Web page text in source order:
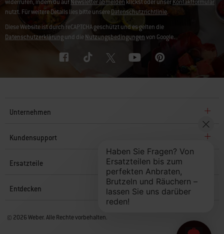
widerrufen, indem du aufNewsletter abmelden klickst oder unserKontaktformular
nutzt. Für weitere Details lies bitte unsereDatenschutzrichtlinie.
Diese Website ist durch reCAPTCHA geschützt und es gelten die
Datenschutzerklärungund dieNutzungsbedingungenvon Google.
Unternehmen
Kundensupport
Ersatzteile
Entdecken
© 2026 Weber. Alle Rechte vorbehalten.